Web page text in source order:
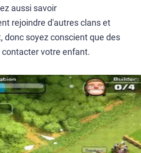
aussi savoir
rejoindre d'autres clans et
donc soyez conscient que des
votre enfant.